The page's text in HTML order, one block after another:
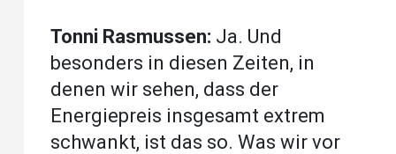
Tonni Rasmussen: Ja. Und
besonders in diesen Zeiten, in
denen wir sehen, dass der
Energiepreis insgesamt extrem
schwankt, ist das so. Was wir vor